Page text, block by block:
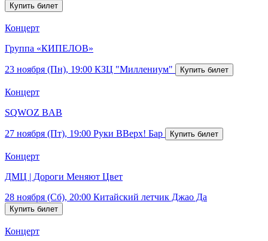
Концерт
Группа «КИПЕЛОВ»
23 ноября (Пн), 19:00 КЗЦ "Миллениум"
Концерт
SQWOZ BAB
27 ноября (Пт), 19:00 Руки ВВерх! Бар
Концерт
ДМЦ | Дороги Меняют Цвет
28 ноября (Сб), 20:00 Китайский летчик Джао Да
Концерт